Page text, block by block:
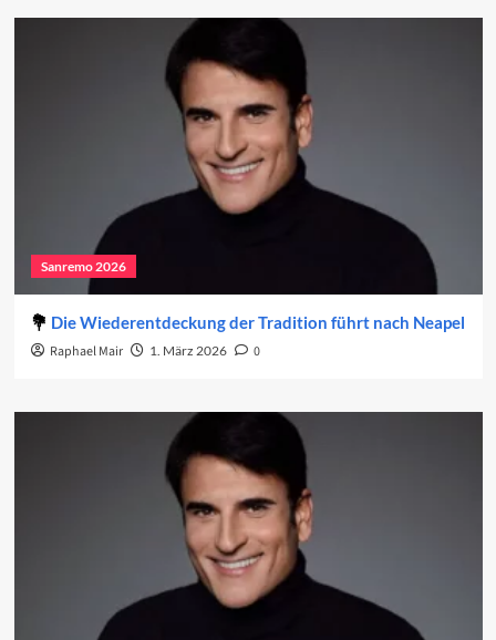
Sanremo 2026
Die Wiederentdeckung der Tradition führt nach Neapel
Raphael Mair 1. März 2026 0